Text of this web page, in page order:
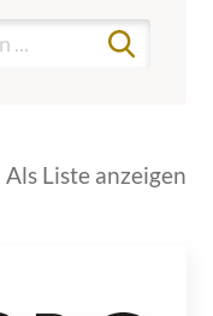
Als Liste anzeigen